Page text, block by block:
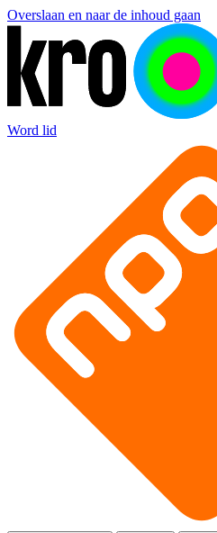
Overslaan en naar de inhoud gaan
Word lid